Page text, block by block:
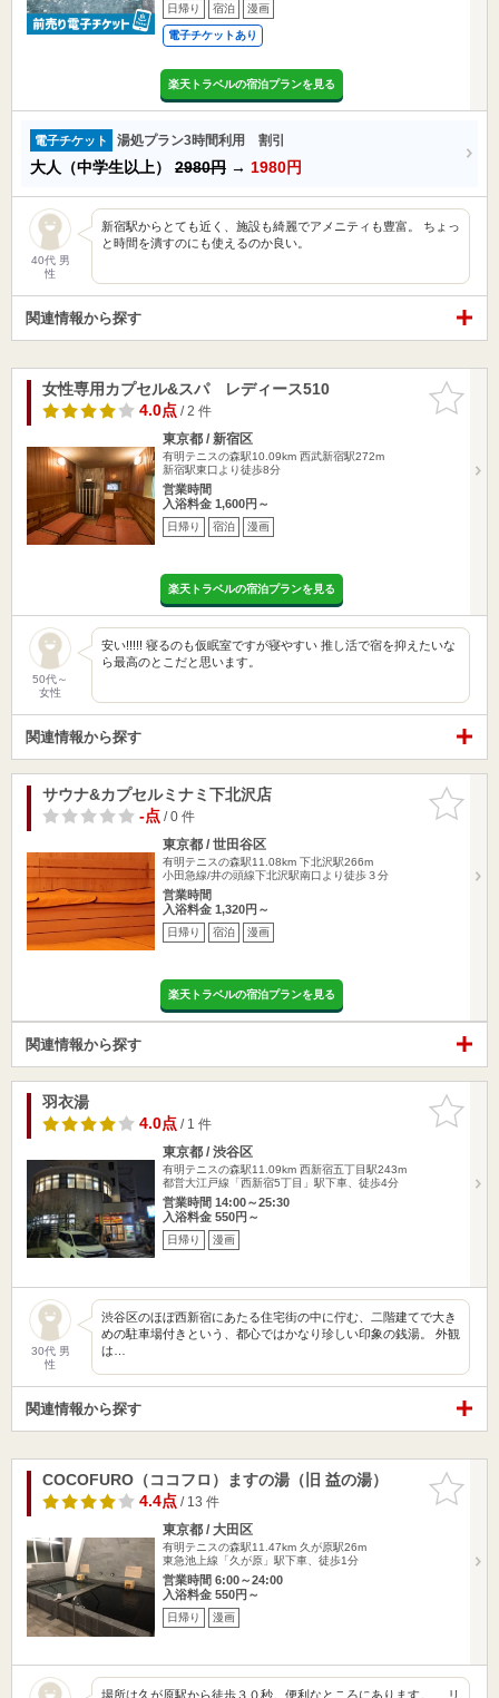
日帰り 宿泊 漫画
電子チケットあり
楽天トラベルの宿泊プランを見る
電子チケット 湯処プラン3時間利用 割引
大人（中学生以上） 2980円 → 1980円
40代 男
性
新宿駅からとても近く、施設も綺麗でアメニティも豊富。 ちょっ
と時間を潰すのにも使えるのか良い。
関連情報から探す
お気に入
りに追加
女性専用カプセル&スパ レディース510
4.0点/ 2 件
東京都 / 新宿区
有明テニスの森駅10.09km 西武新宿駅272m
新宿駅東口より徒歩8分
営業時間
入浴料金 1,600円～
日帰り 宿泊 漫画
楽天トラベルの宿泊プランを見る
50代～
女性
安い!!!!! 寝るのも仮眠室ですが寝やすい 推し活で宿を抑えたいな
ら最高のとこだと思います。
関連情報から探す
お気に入
りに追加
サウナ&カプセルミナミ下北沢店
-点/ 0 件
東京都 / 世田谷区
有明テニスの森駅11.08km 下北沢駅266m
小田急線/井の頭線下北沢駅南口より徒歩３分
営業時間
入浴料金 1,320円～
日帰り 宿泊 漫画
楽天トラベルの宿泊プランを見る
関連情報から探す
お気に入
りに追加
羽衣湯
4.0点/ 1 件
東京都 / 渋谷区
有明テニスの森駅11.09km 西新宿五丁目駅243m
都営大江戸線「西新宿5丁目」駅下車、徒歩4分
営業時間 14:00～25:30
入浴料金 550円～
日帰り 漫画
30代 男
性
渋谷区のほぼ西新宿にあたる住宅街の中に佇む、二階建てで大き
めの駐車場付きという、都心ではかなり珍しい印象の銭湯。 外観
は…
関連情報から探す
お気に入
りに追加
COCOFURO（ココフロ）ますの湯（旧 益の湯）
4.4点/ 13 件
東京都 / 大田区
有明テニスの森駅11.47km 久が原駅26m
東急池上線「久が原」駅下車、徒歩1分
営業時間 6:00～24:00
入浴料金 550円～
日帰り 漫画
場所は久が原駅から徒歩３０秒。便利なところにあります。 リ